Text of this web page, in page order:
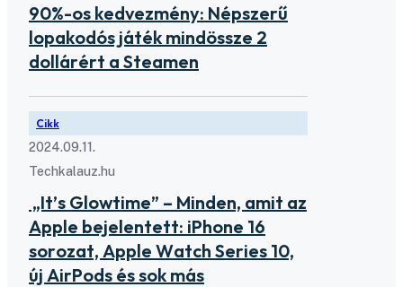
90%-os kedvezmény: Népszerű
lopakodós játék mindössze 2
dollárért a Steamen
Cikk
2024.09.11.
Techkalauz.hu
„It’s Glowtime” – Minden, amit az
Apple bejelentett: iPhone 16
sorozat, Apple Watch Series 10,
új AirPods és sok más